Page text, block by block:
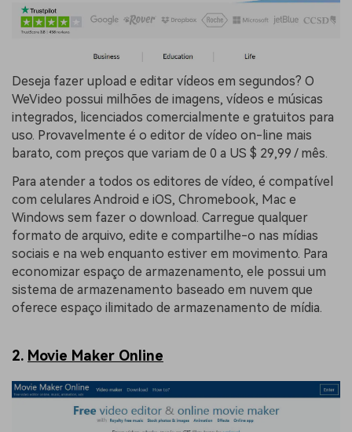
Deseja fazer upload e editar vídeos em segundos? O
WeVideo possui milhões de imagens, vídeos e músicas
integrados, licenciados comercialmente e gratuitos para
uso. Provavelmente é o editor de vídeo on-line mais
barato, com preços que variam de 0 a US $ 29,99 / mês.
Para atender a todos os editores de vídeo, é compatível
com celulares Android e iOS, Chromebook, Mac e
Windows sem fazer o download. Carregue qualquer
formato de arquivo, edite e compartilhe-o nas mídias
sociais e na web enquanto estiver em movimento. Para
economizar espaço de armazenamento, ele possui um
sistema de armazenamento baseado em nuvem que
oferece espaço ilimitado de armazenamento de mídia.
2. Movie Maker Online